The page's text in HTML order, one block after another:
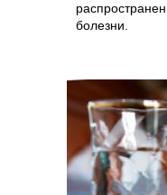
болезни.